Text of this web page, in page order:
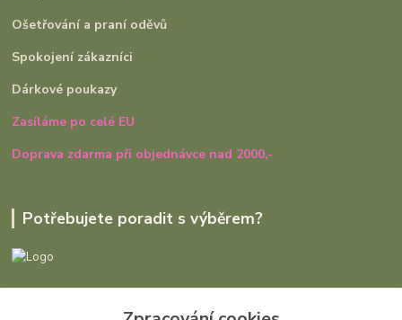
Ošetřování a praní oděvů
Spokojení zákazníci
Dárkové poukazy
Zasíláme po celé EU
Doprava zdarma při objednávce nad 2000,-
Potřebujete poradit s výběrem?